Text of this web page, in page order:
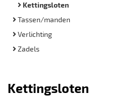
Kettingsloten
Tassen/manden
Verlichting
Zadels
Kettingsloten